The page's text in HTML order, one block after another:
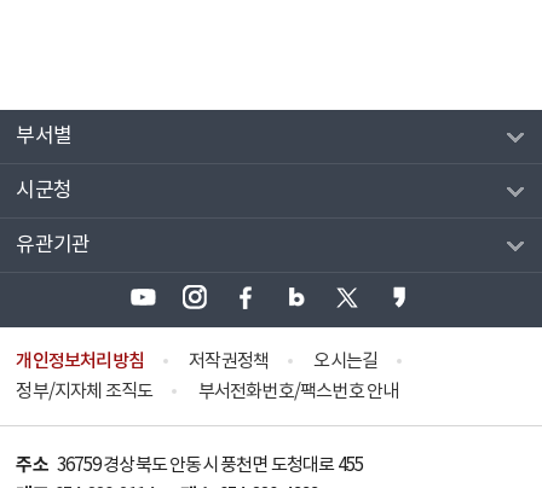
부서별
시군청
유관기관
개인정보처리방침 저작권정책
오시는길
정부/지자체 조직도
부서전화번호/팩스번호 안내
주소 36759 경상북도 안동시 풍천면 도청대로 455